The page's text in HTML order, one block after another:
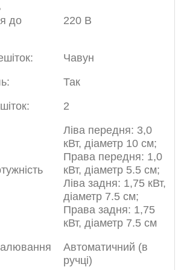
до
220 В
Чавун
Так
2
Ліва передня: 3,0
кВт, діаметр 10 см;
Права передня: 1,0
кВт, діаметр 5.5 см;
Ліва задня: 1,75 кВт,
діаметр 7.5 см;
Права задня: 1,75
кВт, діаметр 7.5 см
Автоматичний (в
ручці)